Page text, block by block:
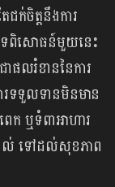
ក់ចិត្តនឹងការ
ទពិសោធន៍មួយនេះ
លរំខាននៃការ
ទទួលទានមិនមាន
ក ឬទំពាអាហារ
ាល់ ទៅដល់សុខភាព